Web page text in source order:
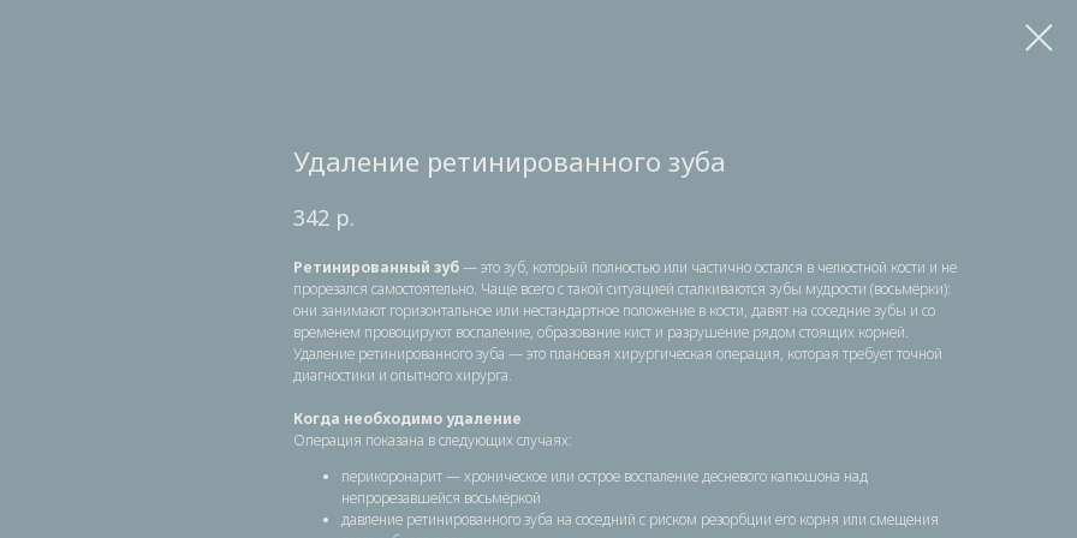
Удаление ретинированного зуба
342 р.
Ретинированный зуб— это зуб, который полностью или частично остался в челюстной кости и не
прорезался самостоятельно. Чаще всего с такой ситуацией сталкиваются зубы мудрости (восьмёрки):
они занимают горизонтальное или нестандартное положение в кости, давят на соседние зубы и со
временем провоцируют воспаление, образование кист и разрушение рядом стоящих корней.
Удаление ретинированного зуба — это плановая хирургическая операция, которая требует точной
диагностики и опытного хирурга.
Когда необходимо удаление
Операция показана в следующих случаях:
​перикоронарит — хроническое или острое воспаление десневого капюшона над
непрорезавшейся восьмёркой
давление ретинированного зуба на соседний с риском резорбции его корня или смещения